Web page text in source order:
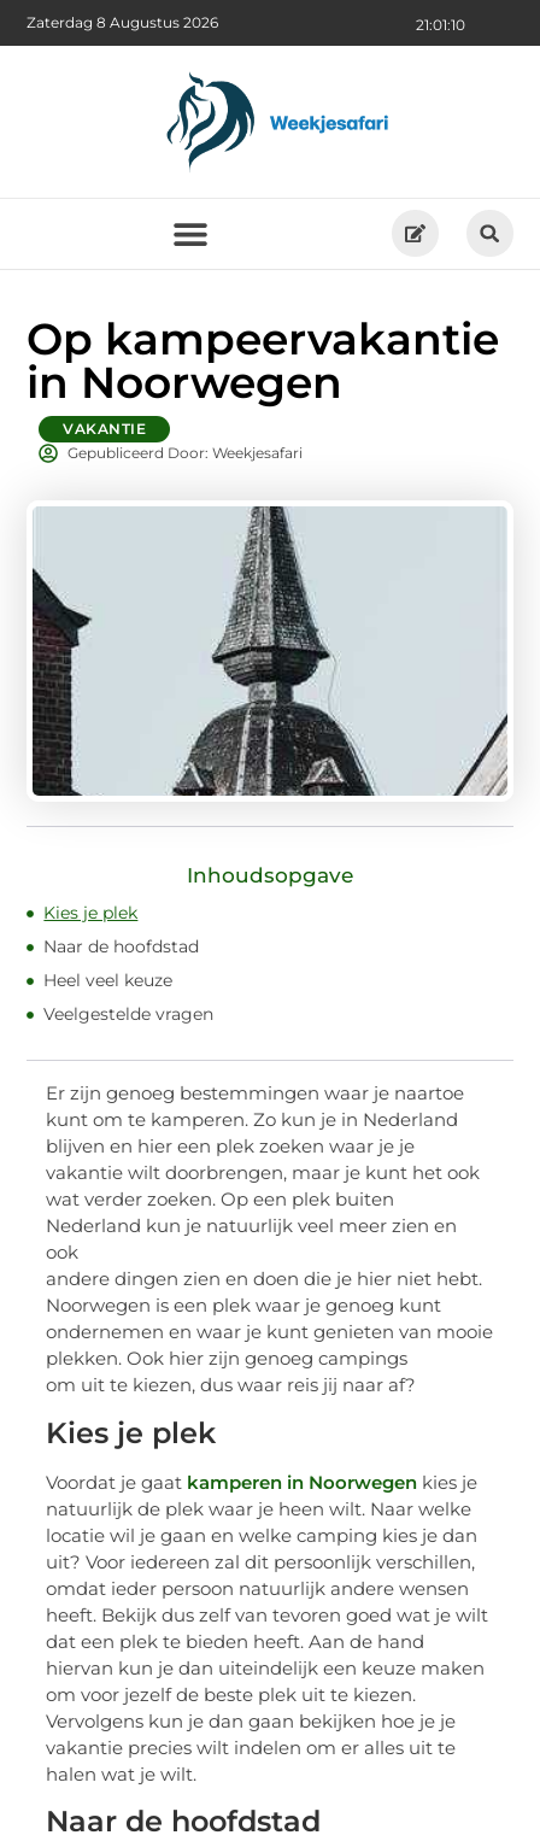
21:01:12
Zaterdag 8 Augustus 2026
Op kampeervakantie
in Noorwegen
VAKANTIE
Gepubliceerd Door: Weekjesafari
Inhoudsopgave
Kies je plek
Naar de hoofdstad
Heel veel keuze
Veelgestelde vragen
Er zijn genoeg bestemmingen waar je naartoe
kunt om te kamperen. Zo kun je in Nederland
blijven en hier een plek zoeken waar je je
vakantie wilt doorbrengen, maar je kunt het ook
wat verder zoeken. Op een plek buiten
Nederland kun je natuurlijk veel meer zien en
ook
andere dingen zien en doen die je hier niet hebt.
Noorwegen is een plek waar je genoeg kunt
ondernemen en waar je kunt genieten van mooie
plekken. Ook hier zijn genoeg campings
om uit te kiezen, dus waar reis jij naar af?
Kies je plek
Voordat je gaat kamperen in Noorwegen kies je
natuurlijk de plek waar je heen wilt. Naar welke
locatie wil je gaan en welke camping kies je dan
uit? Voor iedereen zal dit persoonlijk verschillen,
omdat ieder persoon natuurlijk andere wensen
heeft. Bekijk dus zelf van tevoren goed wat je wilt
dat een plek te bieden heeft. Aan de hand
hiervan kun je dan uiteindelijk een keuze maken
om voor jezelf de beste plek uit te kiezen.
Vervolgens kun je dan gaan bekijken hoe je je
vakantie precies wilt indelen om er alles uit te
halen wat je wilt.
Naar de hoofdstad